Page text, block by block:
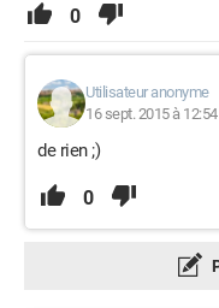
0
Utilisateur anonyme
16 sept. 2015 à 12:54
de rien ;)
0